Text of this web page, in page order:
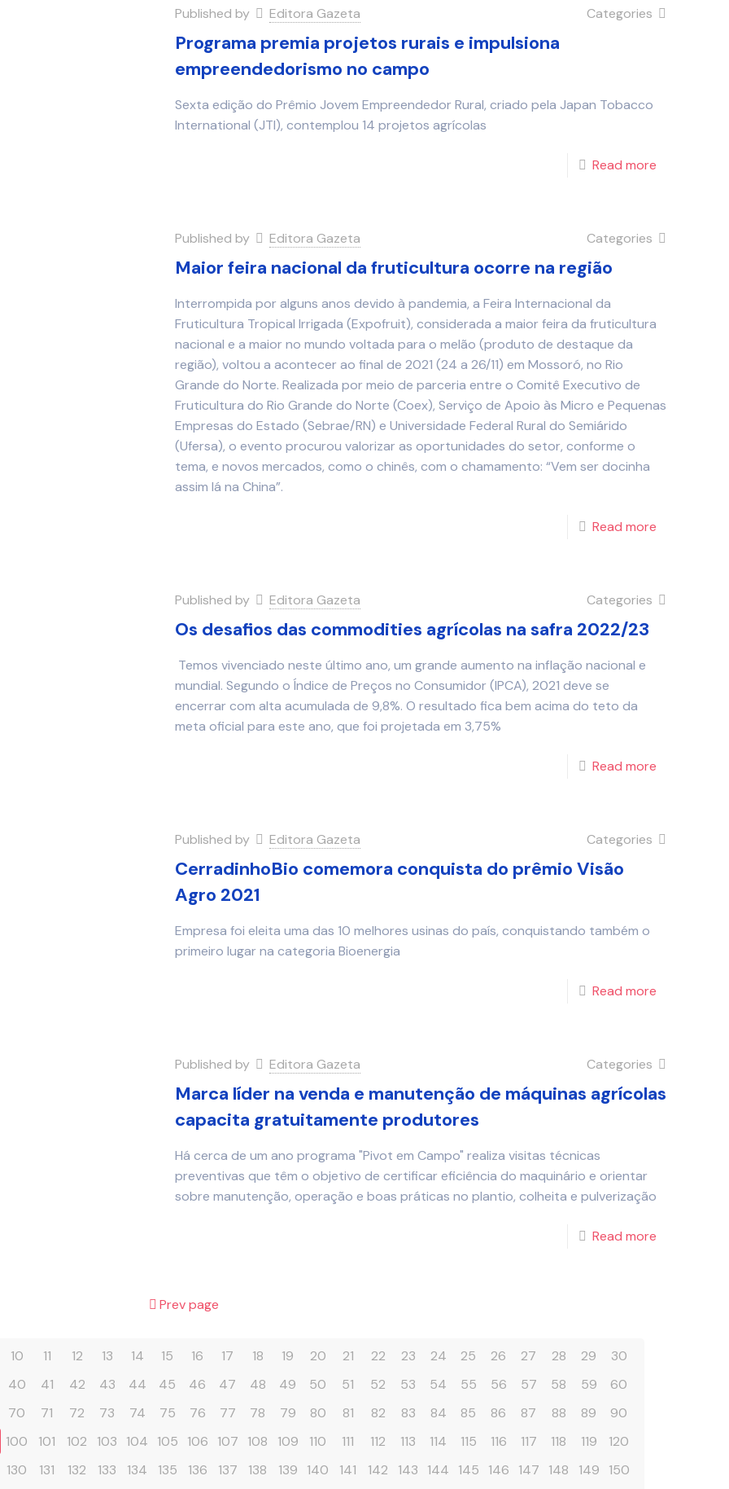
Published by Editora Gazeta Categories
Programa premia projetos rurais e impulsiona
empreendedorismo no campo
Sexta edição do Prêmio Jovem Empreendedor Rural, criado pela Japan Tobacco
International (JTI), contemplou 14 projetos agrícolas
Read more
Published by Editora Gazeta Categories
Maior feira nacional da fruticultura ocorre na região
Interrompida por alguns anos devido à pandemia, a Feira Internacional da
Fruticultura Tropical Irrigada (Expofruit), considerada a maior feira da fruticultura
nacional e a maior no mundo voltada para o melão (produto de destaque da
região), voltou a acontecer ao final de 2021 (24 a 26/11) em Mossoró, no Rio
Grande do Norte. Realizada por meio de parceria entre o Comitê Executivo de
Fruticultura do Rio Grande do Norte (Coex), Serviço de Apoio às Micro e Pequenas
Empresas do Estado (Sebrae/RN) e Universidade Federal Rural do Semiárido
(Ufersa), o evento procurou valorizar as oportunidades do setor, conforme o
tema, e novos mercados, como o chinês, com o chamamento: “Vem ser docinha
assim lá na China”.
Read more
Published by Editora Gazeta Categories
Os desafios das commodities agrícolas na safra 2022/23
Temos vivenciado neste último ano, um grande aumento na inflação nacional e
mundial. Segundo o Índice de Preços no Consumidor (IPCA), 2021 deve se
encerrar com alta acumulada de 9,8%. O resultado fica bem acima do teto da
meta oficial para este ano, que foi projetada em 3,75%
Read more
Published by Editora Gazeta Categories
CerradinhoBio comemora conquista do prêmio Visão
Agro 2021
Empresa foi eleita uma das 10 melhores usinas do país, conquistando também o
primeiro lugar na categoria Bioenergia
Read more
Published by Editora Gazeta Categories
Marca líder na venda e manutenção de máquinas agrícolas
capacita gratuitamente produtores
Há cerca de um ano programa "Pivot em Campo" realiza visitas técnicas
preventivas que têm o objetivo de certificar eficiência do maquinário e orientar
sobre manutenção, operação e boas práticas no plantio, colheita e pulverização
Read more
Prev page
10 11 12 13 14 15 16 17 18 19 20 21 22 23 24 25 26 27 28 29
30
40 41 42 43 44 45 46 47 48 49 50 51 52 53 54 55 56 57 58 59
60
70 71 72 73 74 75 76 77 78 79 80 81 82 83 84 85 86 87 88 89
90
100 101 102 103 104 105 106 107 108 109 110 111 112 113 114 115 116 117 118 119
120
130 131 132 133 134 135 136 137 138 139 140 141 142 143 144 145 146 147 148 149 150